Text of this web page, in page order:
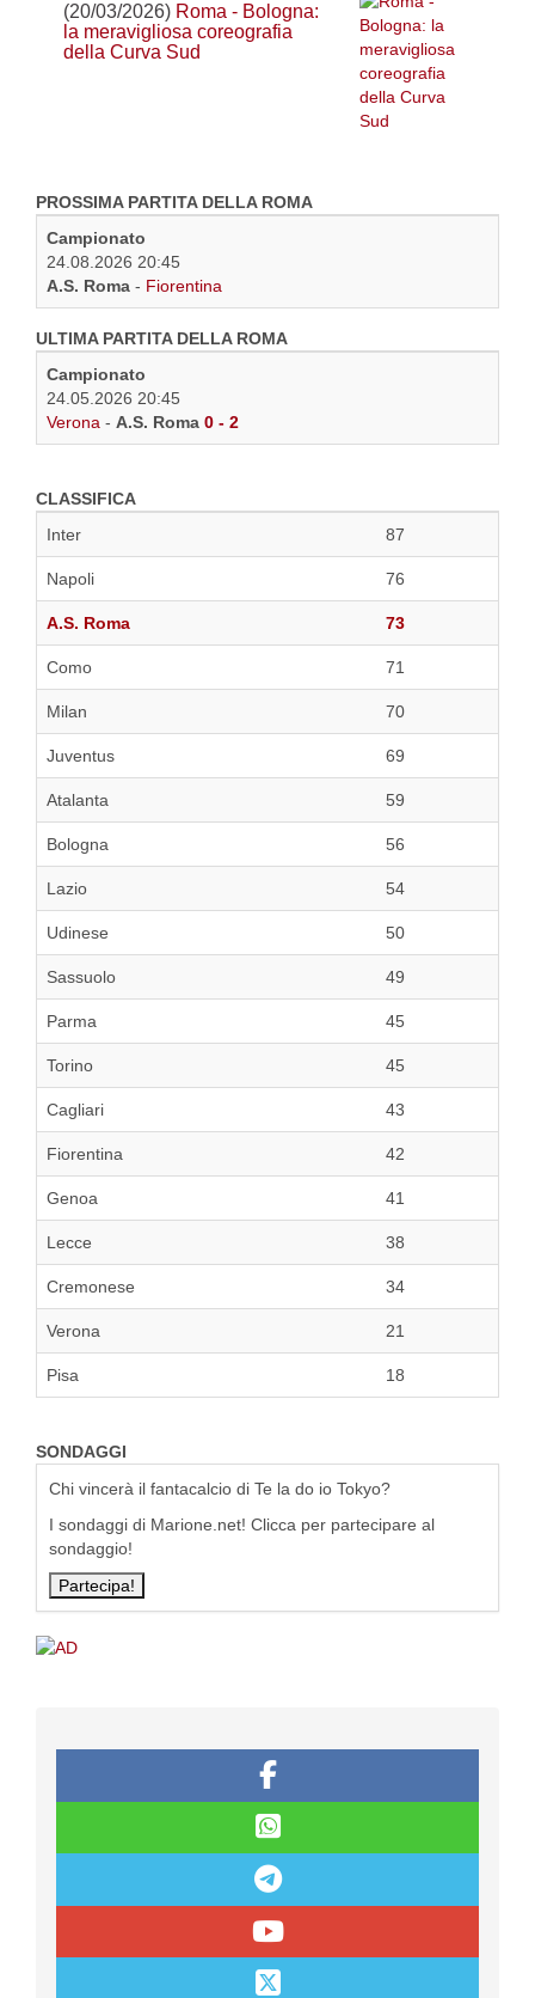
(20/03/2026) Roma - Bologna:
la meravigliosa coreografia
della Curva Sud
PROSSIMA PARTITA DELLA ROMA
Campionato
24.08.2026 20:45
A.S. Roma - Fiorentina
ULTIMA PARTITA DELLA ROMA
Campionato
24.05.2026 20:45
Verona - A.S. Roma 0 - 2
CLASSIFICA
Inter
87
Napoli 76
A.S. Roma 73
Como 71
Milan 70
Juventus 69
Atalanta 59
Bologna 56
Lazio 54
Udinese 50
Sassuolo 49
Parma 45
Torino 45
Cagliari 43
Fiorentina 42
Genoa 41
Lecce 38
Cremonese 34
Verona 21
Pisa 18
SONDAGGI
Chi vincerà il fantacalcio di Te la do io Tokyo?
I sondaggi di Marione.net! Clicca per partecipare al
sondaggio!